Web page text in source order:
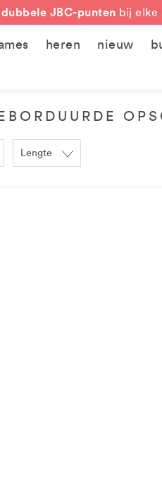
dubbele JBC-punten bij elke
heren nieuw
Lengte